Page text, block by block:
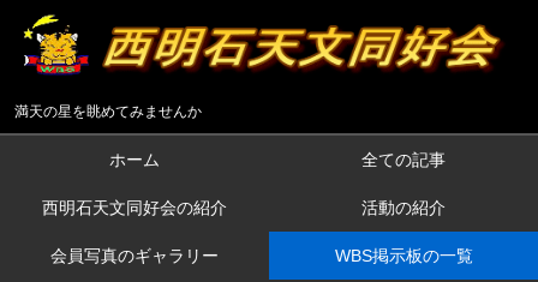
満天の星を眺めてみませんか
ホーム 全ての記事
西明石天文同好会の紹介 活動の紹介
会員写真のギャラリー WBS掲示板の一覧